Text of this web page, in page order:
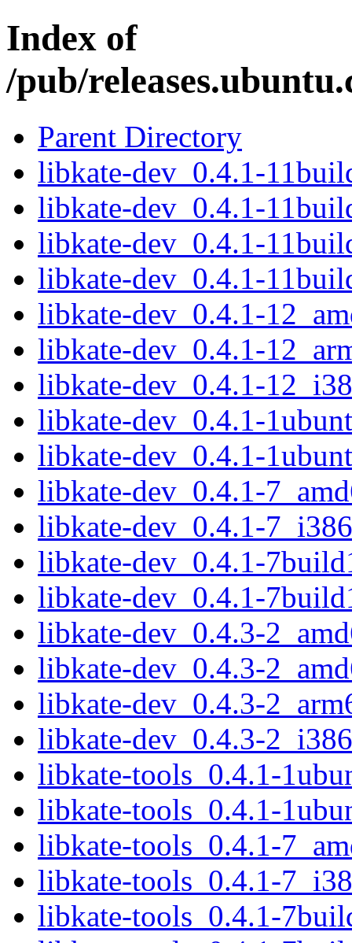
Index of
/pub/
Parent Directory
libkate-dev_0.4.1-
libkate-dev_0.4.1-
libkate-dev_0.4.1-
libkate-dev_0.4.1-
libkate-dev_0.4.1-
libkate-dev_0.4.1-
libkate-dev_0.4.1-
libkate-dev_0.4.1-
libkate-dev_0.4.1-
libkate-dev_0.4.1-
libkate-dev_0.4.1-
libkate-dev_0.4.1-
libkate-dev_0.4.1-
libkate-dev_0.4.3-
libkate-dev_0.4.3-
libkate-dev_0.4.3-
libkate-dev_0.4.3-
libkate-tools_0.4.1-
libkate-tools_0.4.1-
libkate-tools_0.4.1-
libkate-tools_0.4.1-
libkate-tools_0.4.1-